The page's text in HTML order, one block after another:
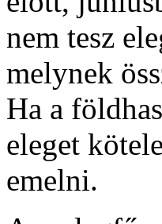
nem tesz
melynek
Ha a
eleget
emelni.